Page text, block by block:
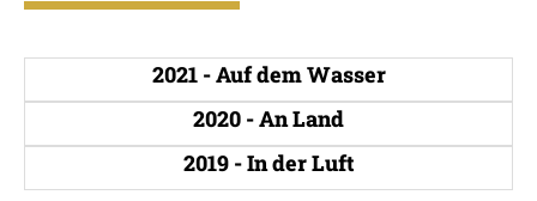
2021 - Auf dem Wasser
2020 - An Land
2019 - In der Luft